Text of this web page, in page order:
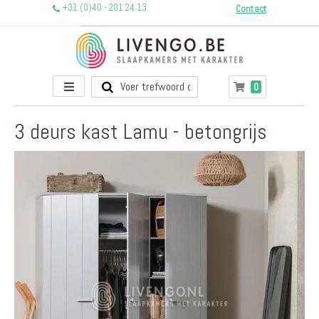
+31 (0)40 - 201 24 13 Contact
Toggle
Nav
Winkelwagen
0producten
3 deurs kast Lamu - betongrijs